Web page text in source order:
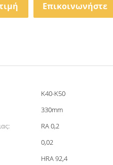
Επικοινωνήστε
K40-K50
330mm
RA 0,2
0,02
HRA 92,4